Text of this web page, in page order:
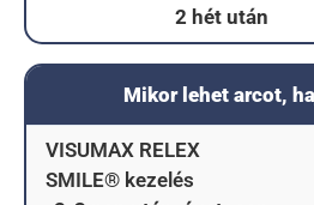
2 hét után
Mikor lehet arcot,
VISUMAX RELEX
SMILE® kezelés